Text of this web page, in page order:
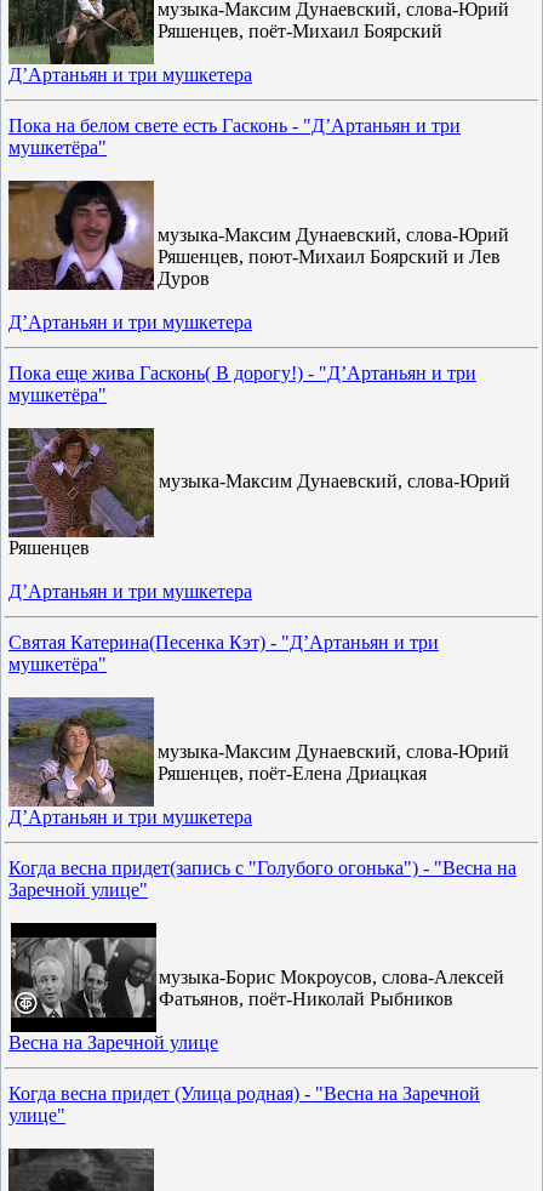
музыка-Максим Дунаевский, слова-Юрий
Ряшенцев, поёт-Михаил Боярский
Д’Артаньян и три мушкетера
Пока на белом свете есть Гасконь - "Д’Артаньян и три
мушкетёра"
музыка-Максим Дунаевский, слова-Юрий
Ряшенцев, поют-Михаил Боярский и Лев
Дуров
Д’Артаньян и три мушкетера
Пока еще жива Гасконь( В дорогу!) - "Д’Артаньян и три
мушкетёра"
музыка-Максим Дунаевский, слова-Юрий
Ряшенцев
Д’Артаньян и три мушкетера
Святая Катерина(Песенка Кэт) - "Д’Артаньян и три
мушкетёра"
музыка-Максим Дунаевский, слова-Юрий
Ряшенцев, поёт-Елена Дриацкая
Д’Артаньян и три мушкетера
Когда весна придет(запись с "Голубого огонька") - "Весна на
Заречной улице"
музыка-Борис Мокроусов, слова-Алексей
Фатьянов, поёт-Николай Рыбников
Весна на Заречной улице
Когда весна придет (Улица родная) - "Весна на Заречной
улице"